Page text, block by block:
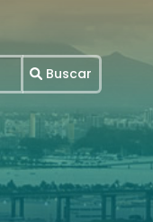
Buscar